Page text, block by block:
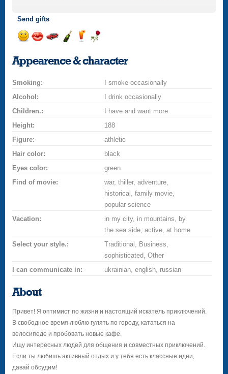
Send gifts
smile
a
champagne
drinkflower
Appearence & character
Smoking:
I smoke occasionally
Alcohol:
I drink occasionally
Children.:
I have and want more
Height:
188
Figure:
athletic
Hair color:
black
Eyes color:
green
Find of movie:
war, thiller, adventure,
historical, family movie,
popular science
Vacation:
in my city, in mountains, by
the sea side, active, at home
Select your style.:
Traditional, Business,
sophisticated, Other
I can communicate in:
ukrainian, english, russian
About
Привет! Я оптимист по жизни и настоящий искатель приключений.
В свободное время люблю гулять по городу, кататься на
велосипеде и пробовать новые кафе.
Ищу интересных людей для общения и совместных приключений.
Если ты любишь активный отдых и у тебя есть классные идеи,
давай обсудим!